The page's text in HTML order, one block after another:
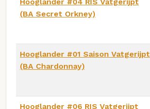
(BA Secret Orkney)
Hooglander #01 Saison Vatgerijpt
(BA Chardonnay)
Hooglander #06 RIS Vatgerijpt